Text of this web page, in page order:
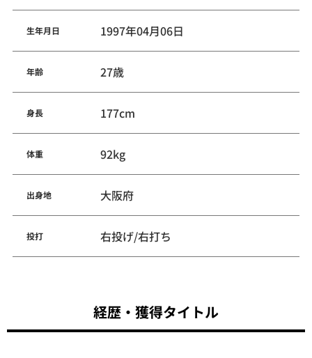
生年月日 1997年04月06日
年齢 27歳
身長 177cm
体重 92kg
出身地 大阪府
投打 右投げ/右打ち
経歴・獲得タイトル